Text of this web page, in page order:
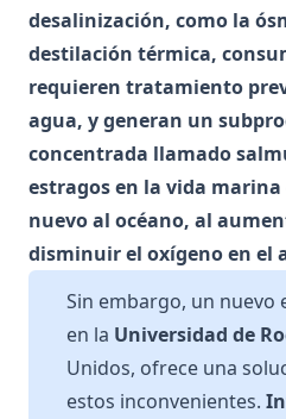
desalinización, como la
destilación térmica,
requieren tratamiento
agua, y generan un
concentrada llamado
estragos en la vida
nuevo al océano, al
disminuir el oxígeno en el
Sin embargo, un
en la Universidad de
Unidos, ofrece una
estos inconvenientes.